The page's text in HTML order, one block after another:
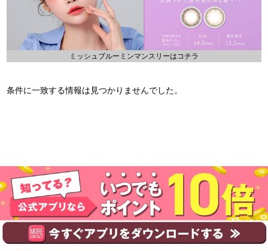
ミッシュブルーミンマンスリーはコチラ
条件に一致する情報は見つかりませんでした。